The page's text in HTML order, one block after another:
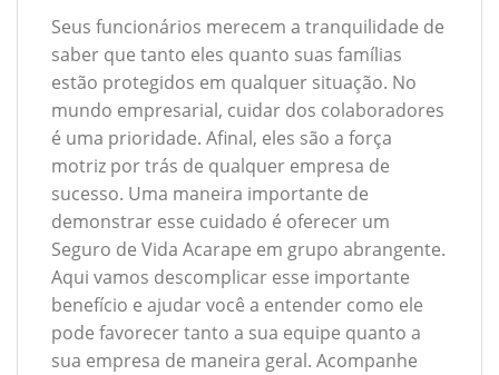
Seus funcionários merecem a tranquilidade de
saber que tanto eles quanto suas famílias
estão protegidos em qualquer situação. No
mundo empresarial, cuidar dos colaboradores
é uma prioridade. Afinal, eles são a força
motriz por trás de qualquer empresa de
sucesso. Uma maneira importante de
demonstrar esse cuidado é oferecer um
Seguro de Vida Acarape em grupo abrangente.
Aqui vamos descomplicar esse importante
benefício e ajudar você a entender como ele
pode favorecer tanto a sua equipe quanto a
sua empresa de maneira geral. Acompanhe